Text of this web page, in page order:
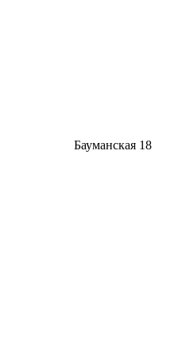
Бауманская 18